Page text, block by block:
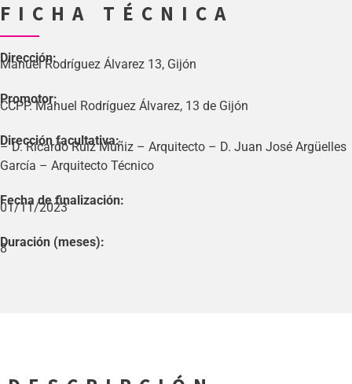
FICHA TÉCNICA
Dirección:
Manuel Rodríguez Álvarez 13, Gijón
Promotor:
CCPP. Manuel Rodríguez Álvarez, 13 de Gijón
Dirección facultativa:
– D. Ricardo Ruíz Muñiz – Arquitecto – D. Juan José Argüelles
García – Arquitecto Técnico
Fecha de finalización:
01/11/2023
Duración (meses):
8